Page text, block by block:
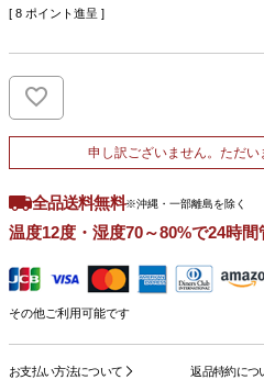
[ 8 ポイント進呈 ]
申し訳ございません。ただい
全品送料無料※沖縄・一部離島を除く
温度12度・湿度70～80%で24時間
その他ご利用可能です
お支払い方法について 返品特約につ